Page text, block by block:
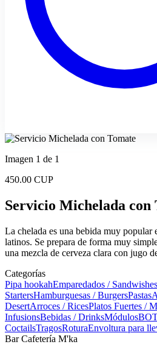
Imagen 1 de 1
450.00 CUP
Servicio Michelada con
La chelada es una bebida muy popular
latinos. Se prepara de forma muy
una mezcla de cerveza clara con jugo
Categorías
Pipa hookahEmparedados / Sandwishes
StartersHamburguesas / BurgersPastas
DesertArroces / RicesPlatos Fuertes /
InfusionsBebidas / DrinksMódulos
CoctailsTragosRoturaEnvoltura para
Bar Cafetería M'ka